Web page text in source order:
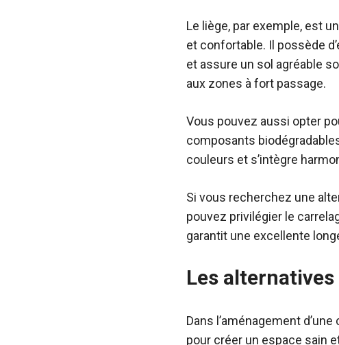
Le liège, par exemple, est
et confortable. Il possède
et assure un sol agréable
aux zones à fort passage.
Vous pouvez aussi opter
composants
couleurs et s’intègre
Si vous recherchez une
pouvez privilégier le
garantit une excellente
Les
Dans l’aménagement
pour créer un espace sain